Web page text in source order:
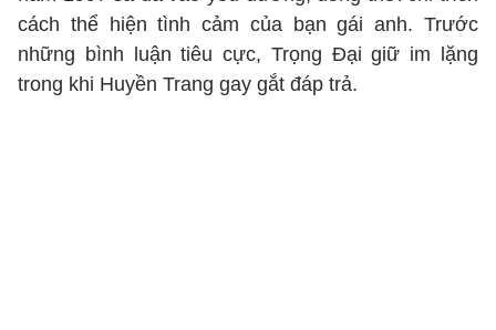
cách thể hiện tình cảm của bạn gái anh. Trước
những bình luận tiêu cực, Trọng Đại giữ im lặng
trong khi Huyền Trang gay gắt đáp trả.